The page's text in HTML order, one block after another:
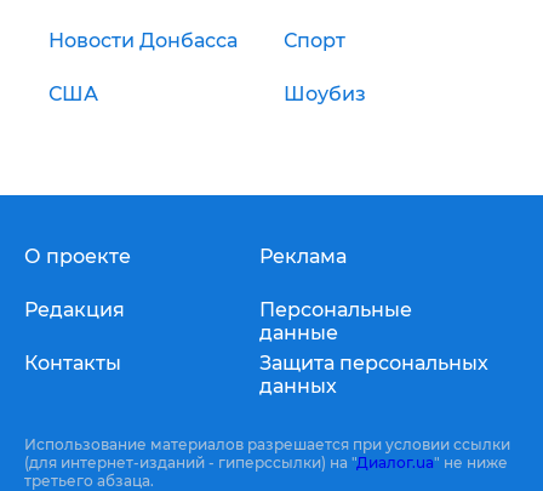
Новости Донбасса Спорт
США Шоубиз
О проекте
Редакция
Контакты
Реклама
Персональные
данные
Защита персональных
данных
Использование материалов разрешается при условии ссылки
(для интернет-изданий - гиперссылки) на "Диалог.ua" не ниже
третьего абзаца.